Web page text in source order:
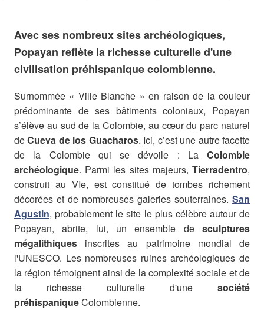
Avec ses nombreux sites archéologiques,
Popayan reflète la richesse culturelle d'une
civilisation préhispanique colombienne.
Surnommée « Ville Blanche » en raison de la couleur
prédominante de ses bâtiments coloniaux, Popayan
s’élève au sud de la Colombie, au cœur du parc naturel
deCueva de los Guacharos. Ici, c’est une autre facette
de la Colombie qui se dévoile : La Colombie
archéologique. Parmi les sites majeurs,Tierradentro,
construit au VIe, est constitué de tombes richement
décorées et de nombreuses galeries souterraines. San
Agustin, probablement le site le plus célèbre autour de
Popayan, abrite, lui, un ensemble de sculptures
mégalithiques inscrites au patrimoine mondial de
l'UNESCO. Les nombreuses ruines archéologiques de
la région témoignent ainsi de la complexité sociale et de
la richesse culturelle d'une société
préhispaniqueColombienne.